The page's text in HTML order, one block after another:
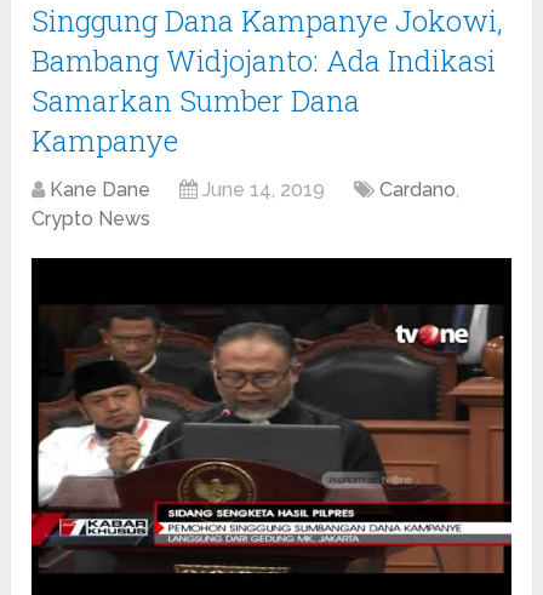
Singgung Dana Kampanye Jokowi,
Bambang Widjojanto: Ada Indikasi
Samarkan Sumber Dana
Kampanye
Kane Dane June 14, 2019 Cardano,
Crypto News